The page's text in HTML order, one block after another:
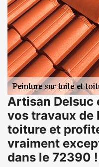
Artisan Delsuc
vos travaux de
toiture et
vraiment
dans le 72390